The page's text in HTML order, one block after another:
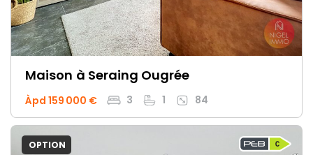
Maison à Seraing Ougrée
Àpd 159 000 € 3 1 84
OPTION